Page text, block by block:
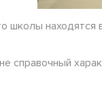
школы находятся
справочный